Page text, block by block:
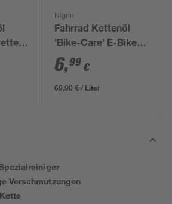
Nigrin
Fahrrad Kettenöl
'Bike-Care' E-Bike
100 ml
6,99 €
69,90 € / Liter
Verschmutzungen